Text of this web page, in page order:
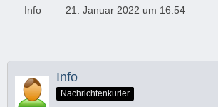
Info 21. Januar 2022 um 16:54
Info
Nachrichtenkurier